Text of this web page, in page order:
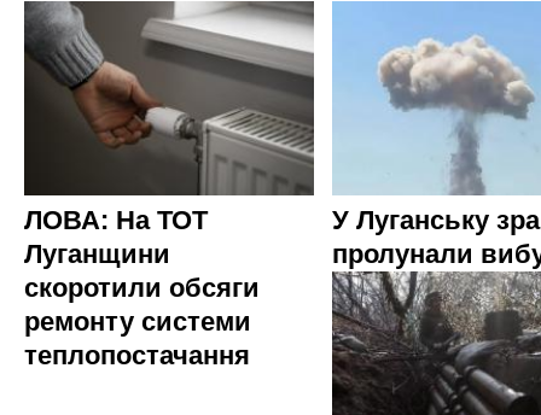
ЛОВА: На ТОТ
Луганщини
скоротили обсяги
ремонту системи
теплопостачання
У Луганську
пролунали